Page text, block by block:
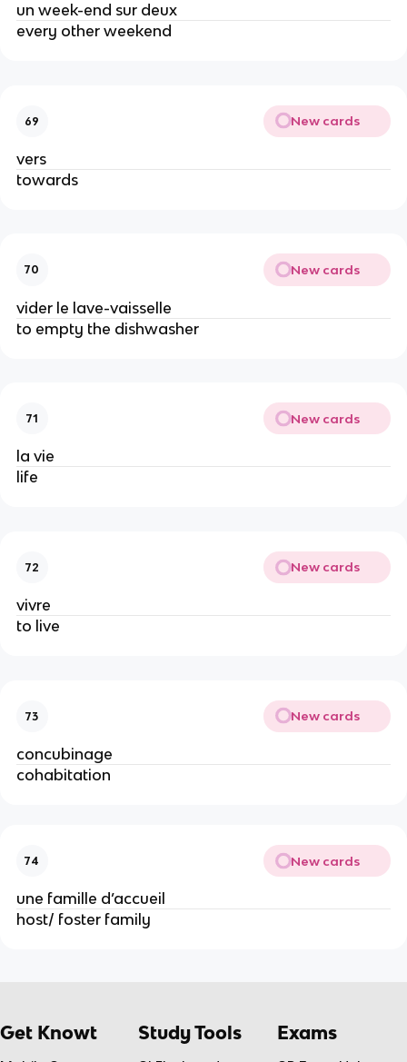
un week-end sur deux
every other weekend
69 New cards
vers
towards
70 New cards
vider le lave-vaisselle
to empty the dishwasher
71 New cards
la vie
life
72 New cards
vivre
to live
73 New cards
concubinage
cohabitation
74 New cards
une famille d’accueil
host/ foster family
Get Knowt Study Tools Exams